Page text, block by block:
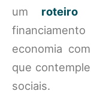
um roteiro
economia
que
sociais.